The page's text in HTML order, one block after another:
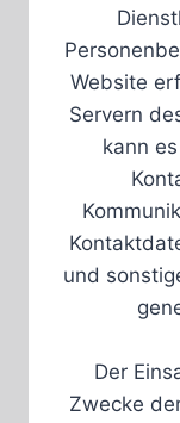
Website
Servern
kann
und
Der
Zwecke